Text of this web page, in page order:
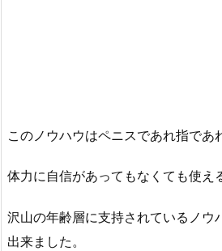
このノウハウはペニスであれ指であ
体力に自信があってもなくても使え
沢山の年齢層に支持されているノウ
出来ました。